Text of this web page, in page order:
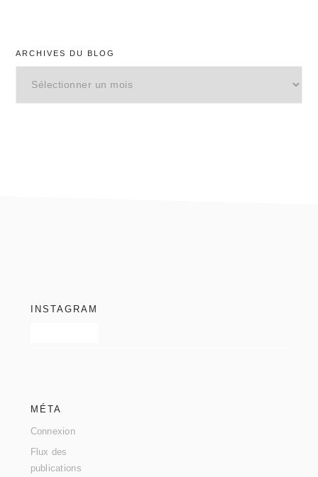
ARCHIVES DU BLOG
INSTAGRAM
MÉTA
Connexion
Flux des
publications